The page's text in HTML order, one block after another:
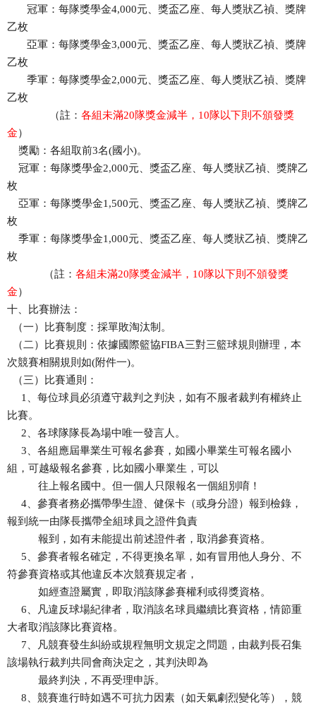
冠軍：每隊獎學金4,000元、獎盃乙座、每人獎狀乙禎、獎牌
乙枚
亞軍：每隊獎學金3,000元、獎盃乙座、每人獎狀乙禎、獎牌
乙枚
季軍：每隊獎學金2,000元、獎盃乙座、每人獎狀乙禎、獎牌
乙枚
（註： 各組未滿20隊獎金減半，10隊以下則不頒發獎
金）
獎勵：各組取前3名(國小)。
冠軍：每隊獎學金2,000元、獎盃乙座、每人獎狀乙禎、獎牌乙
枚
亞軍：每隊獎學金1,500元、獎盃乙座、每人獎狀乙禎、獎牌乙
枚
季軍：每隊獎學金1,000元、獎盃乙座、每人獎狀乙禎、獎牌乙
枚
（註： 各組未滿20隊獎金減半，10隊以下則不頒發獎
金）
十、比賽辦法：
（一）比賽制度：採單敗淘汰制。
（二）比賽規則：依據國際籃協FIBA三對三籃球規則辦理，本
次競賽相關規則如(附件一)。
（三）比賽通則：
1、每位球員必須遵守裁判之判決，如有不服者裁判有權終止
比賽。
2、各球隊隊長為場中唯一發言人。
3、各組應屆畢業生可報名參賽，如國小畢業生可報名國小
組，可越級報名參賽，比如國小畢業生，可以
往上報名國中。但一個人只限報名一個組別唷！
4、參賽者務必攜帶學生證、健保卡（或身分證）報到檢錄，
報到統一由隊長攜帶全組球員之證件負責
報到，如有未能提出前述證件者，取消參賽資格。
5、參賽者報名確定，不得更換名單，如有冒用他人身分、不
符參賽資格或其他違反本次競賽規定者，
如經查證屬實，即取消該隊參賽權利或得獎資格。
6、凡違反球場紀律者，取消該名球員繼續比賽資格，情節重
大者取消該隊比賽資格。
7、凡競賽發生糾紛或規程無明文規定之問題，由裁判長召集
該場執行裁判共同會商決定之，其判決即為
最終判決，不再受理申訴。
8、競賽進行時如遇不可抗力因素（如天氣劇烈變化等），競